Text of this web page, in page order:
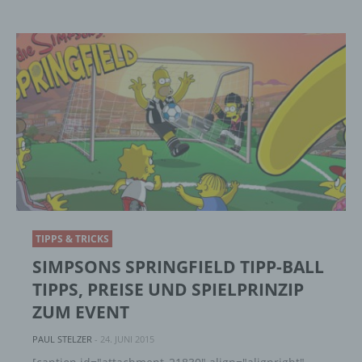
TIPPS & TRICKS
SIMPSONS SPRINGFIELD TIPP-BALL
TIPPS, PREISE UND SPIELPRINZIP
ZUM EVENT
PAUL STELZER - 24. JUNI 2015
oder identifizierbare natürliche Person (im
Folgenden „betroffene Person") beziehen.
Als identifizierbar wird eine natürliche
Person angesehen, die direkt oder indirekt,
insbesondere mittels Zuordnung zu einer
Kennung wie einem Namen, zu einer
Kennnummer, zu Standortdaten, zu einer
Online-Kennung oder zu einem oder
mehreren besonderen Merkmalen, die
Ausdruck der physischen, physiologischen,
genetischen, psychischen, wirtschaftlichen,
natürlichen Person sind, identifiziert werden
b) betroffene Person
Betroffene Person ist jede identifizierte oder